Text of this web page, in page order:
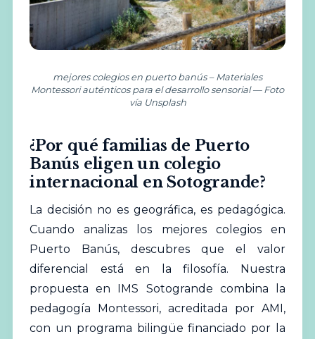
mejores colegios en puerto banús – Materiales
Montessori auténticos para el desarrollo sensorial — Foto
vía Unsplash
¿Por qué familias de Puerto
Banús eligen un colegio
internacional en Sotogrande?
La decisión no es geográfica, es pedagógica.
Cuando analizas los mejores colegios en
Puerto Banús, descubres que el valor
diferencial está en la filosofía. Nuestra
propuesta en IMS Sotogrande combina la
pedagogía Montessori, acreditada por AMI,
con un programa bilingüe financiado por la